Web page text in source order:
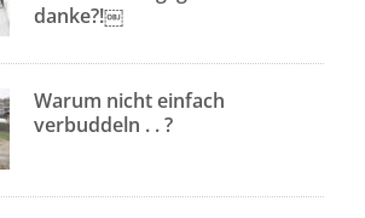
danke?!￼
Warum nicht einfach
verbuddeln . . ?